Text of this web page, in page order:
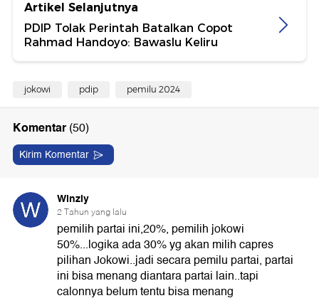
Artikel Selanjutnya
PDIP Tolak Perintah Batalkan Copot
Rahmad Handoyo: Bawaslu Keliru
jokowi pdip pemilu 2024